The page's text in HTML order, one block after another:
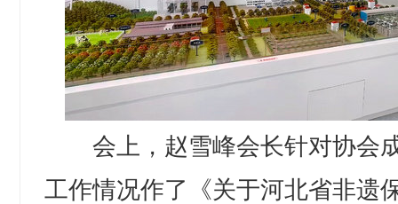
会上，赵雪峰会长针对协会
工作情况作了《关于河北省非遗